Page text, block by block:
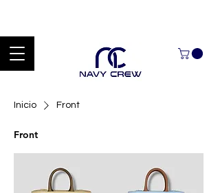
Inicio Front
Front